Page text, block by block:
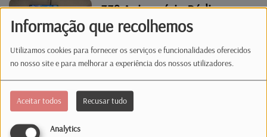
Informação que recolhemos
Utilizamos cookies para fornecer os serviços e funcionalidades oferecidos
no nosso site e para melhorar a experiência dos nossos utilizadores.
Aceitar todos Recusar tudo
Analytics
33º Aniversário Rádio
Latina - Portas Abertas 5
Out 2025
Luxemburgo já tem novo